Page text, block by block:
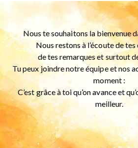
Nous te souhaitons la bienvenue
Nous restons à l’écoute de
de tes remarques et surtout
Tu peux joindre notre équipe et nos
moment :
C’est grâce à toi qu’on avance et
meilleur.